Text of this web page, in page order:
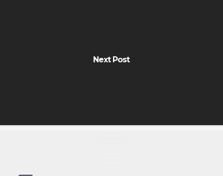
Next Post